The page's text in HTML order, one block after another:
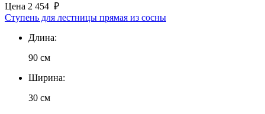
Цена 2 454 ₽
Ступень для лестницы прямая из сосны
Длина:
90 см
Ширина:
30 см